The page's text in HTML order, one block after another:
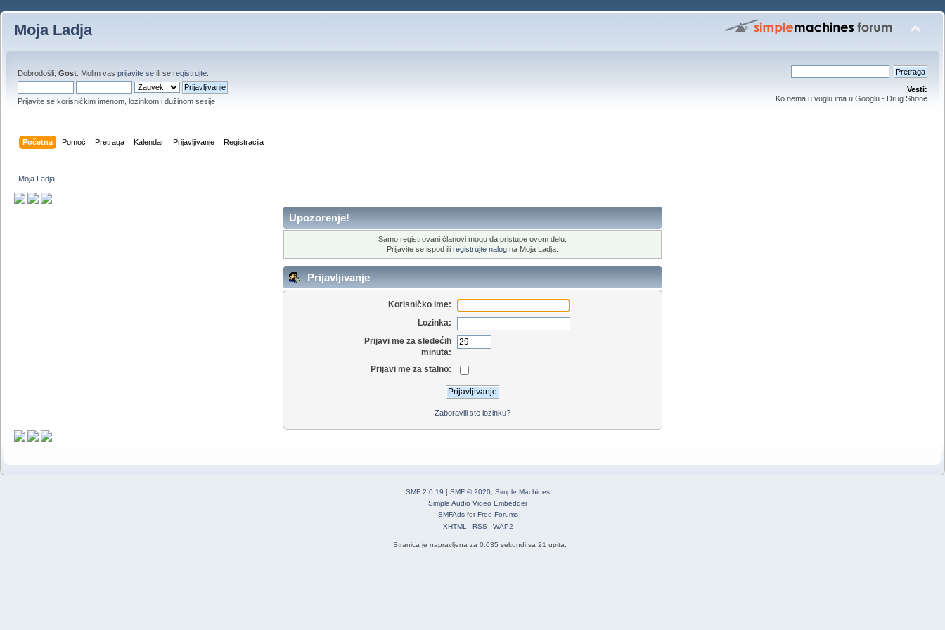
Moja Ladja
Dobrodošli, Gost . Molim vas prijavite se ili se registrujte
Prijavite se korisničkim imenom, lozinkom i dužinom sesije
Vesti:
Ko nema u vuglu ima u Googlu - Drug Shone
Početna Pomoć Pretraga Kalendar Prijavljivanje Registracija
Moja Ladja
Upozorenje!
Samo registrovani članovi mogu da pristupe ovom delu.
Prijavite se ispod ili registrujte nalog na Moja Ladja.
Prijavljivanje
Korisničko ime:
Lozinka:
Prijavi me za sledećih
minuta:
Prijavi me za stalno:
Zaboravili ste lozinku?
SMF 2.0.19 | SMF © 2020 Simple Machines
Simple Audio Video Embedder
SMFAdsforFree Forums
XHTML
RSS WAP2
Stranica je napravljena za 0.035 sekundi sa 21 upita.